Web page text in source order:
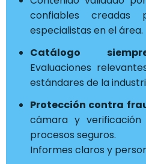
confiables creadas
especialistas en el área.
Catálogo
Evaluaciones
estándares de la
Protección contra
cámara y
procesos seguros.
Informes claros y